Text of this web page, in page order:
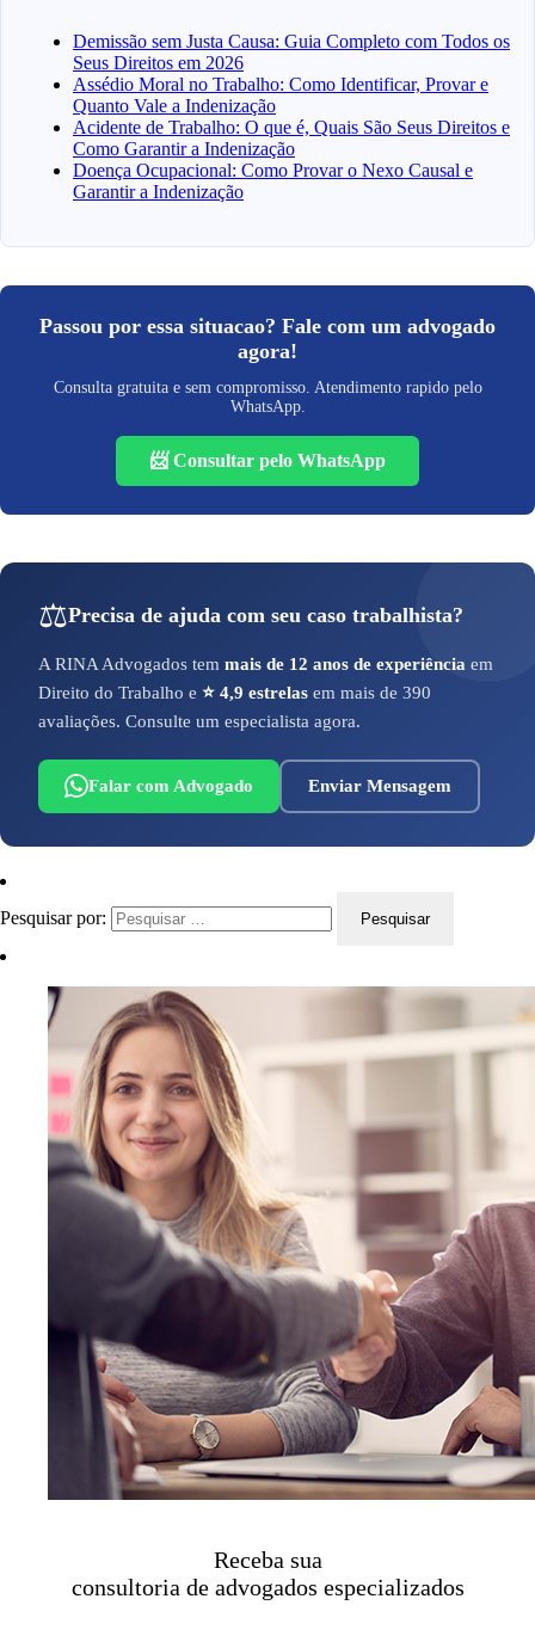
Demissão sem Justa Causa: Guia Completo com Todos os
Seus Direitos em 2026
Assédio Moral no Trabalho: Como Identificar, Provar e
Quanto Vale a Indenização
Acidente de Trabalho: O que é, Quais São Seus Direitos e
Como Garantir a Indenização
Doença Ocupacional: Como Provar o Nexo Causal e
Garantir a Indenização
Passou por essa situacao? Fale com um advogado
agora!
Consulta gratuita e sem compromisso. Atendimento rapido pelo
WhatsApp.
📨 Consultar pelo WhatsApp
⚖️Precisa de ajuda com seu caso trabalhista?
A RINA Advogados tem mais de 12 anos de experiência em
Direito do Trabalho e ⭐ 4,9 estrelas em mais de 390
avaliações. Consulte um especialista agora.
Falar com Advogado Enviar Mensagem
Pesquisar por:
Receba sua
consultoria de advogados especializados